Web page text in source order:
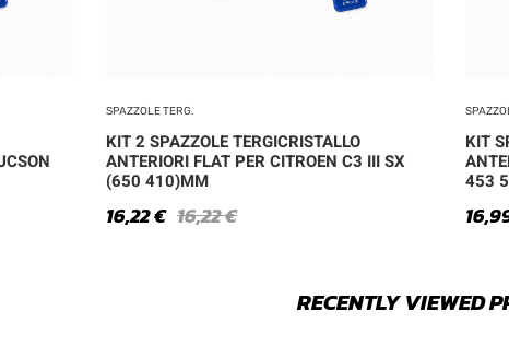
SPAZZOLE TERG.
KIT 2 SPAZZOLE TERGICRISTALLO
ANTERIORI FLAT PER CITROEN C3 III SX
(650 410)MM
16,22€
16,22€
KIT
453
RECENTLY VIEWED